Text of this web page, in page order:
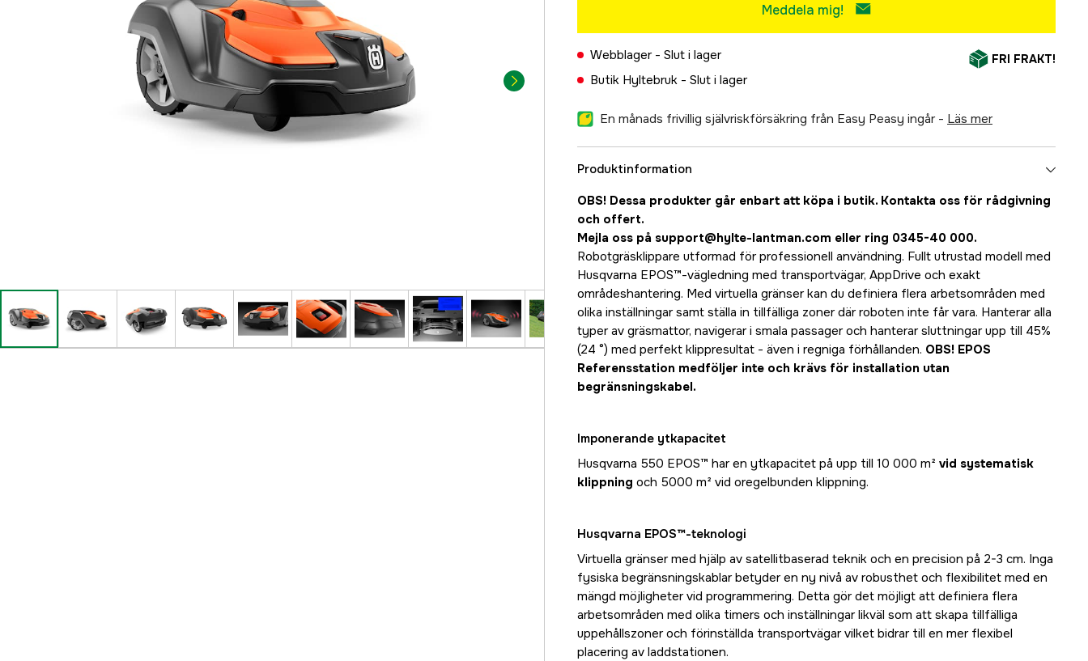
Meddela mig!
Webblager - Slut i lager
Butik Hyltebruk - Slut i lager
FRI FRAKT!
En månads frivillig självriskförsäkring från Easy Peasy ingår - läs mer
Produktinformation
OBS! Dessa produkter går enbart att köpa i butik. Kontakta oss för rådgivning
och offert.
Mejla oss på support@hylte-lantman.com eller ring 0345-40 000.
Robotgräsklippare utformad för professionell användning. Fullt utrustad modell med
Husqvarna EPOS™-vägledning med transportvägar, AppDrive och exakt
områdeshantering. Med virtuella gränser kan du definiera flera arbetsområden med
olika inställningar samt ställa in tillfälliga zoner där roboten inte får vara. Hanterar alla
typer av gräsmattor, navigerar i smala passager och hanterar sluttningar upp till 45%
(24 °) med perfekt klippresultat - även i regniga förhållanden. OBS! EPOS
Referensstation medföljer inte och krävs för installation utan
begränsningskabel.
Imponerande ytkapacitet
Husqvarna 550 EPOS™ har en ytkapacitet på upp till 10 000 m² vid systematisk
klippning och 5000 m² vid oregelbunden klippning.
Husqvarna EPOS™-teknologi
Virtuella gränser med hjälp av satellitbaserad teknik och en precision på 2-3 cm. Inga
fysiska begränsningskablar betyder en ny nivå av robusthet och flexibilitet med en
mängd möjligheter vid programmering. Detta gör det möjligt att definiera flera
arbetsområden med olika timers och inställningar likväl som att skapa tillfälliga
uppehållszoner och förinställda transportvägar vilket bidrar till en mer flexibel
placering av laddstationen.